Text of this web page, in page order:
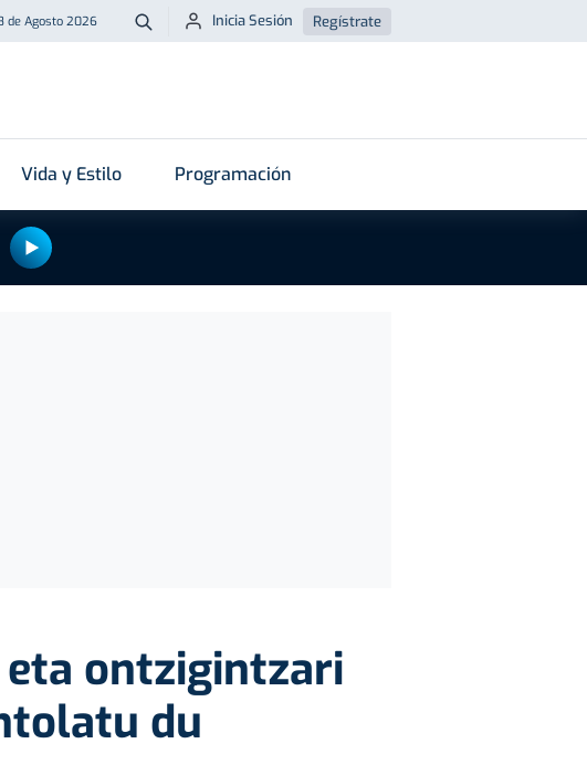
de Agosto 2026 Buscar
Inicia Sesión Regístrate
Vida y Estilo Programación
ontzigintzari
du